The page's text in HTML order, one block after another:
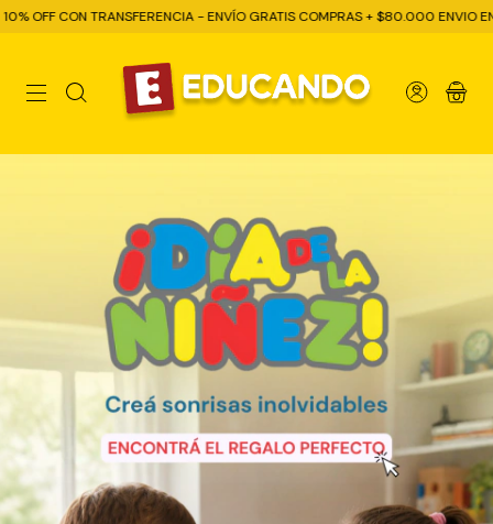
- ENVÍO GRATIS COMPRAS + $80.000 ENVIO EN EL DÍA AMBA Y CABA -
0